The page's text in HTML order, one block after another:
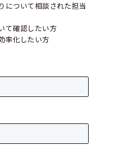
について相談された担当
て確認したい方
率化したい方